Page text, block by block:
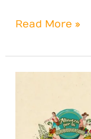
Read More »
criollas